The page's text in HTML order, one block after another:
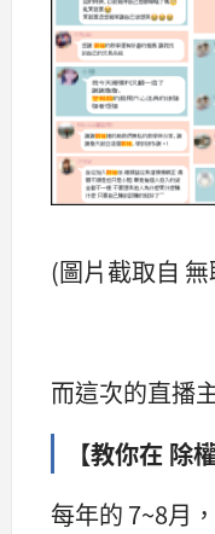
(圖片截取自
而這次的直播
【教你在 除
每年的 7~8月，